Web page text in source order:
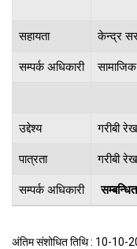
सहायता केन्द्र
सम्पर्क अधिकारी
उद्देश्य गरीबी
पात्रता गरीबी
सम्पर्क अधिकारी
अंतिम संशोधित तिथि : 10-10-